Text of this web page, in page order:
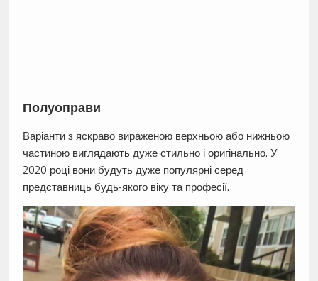
Полуоправи
Варіанти з яскраво вираженою верхньою або нижньою
частиною виглядають дуже стильно і оригінально. У
2020 році вони будуть дуже популярні серед
представниць будь-якого віку та професії.